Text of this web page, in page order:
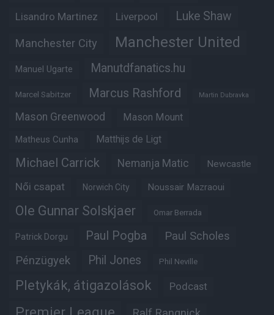
Lisandro Martinez Liverpool Luke Shaw
Manchester City Manchester United
Manuel Ugarte Manutdfanatics.hu
Marcel Sabitzer Marcus Rashford Martin Dubravka
Mason Greenwood Mason Mount
Matheus Cunha Matthijs de Ligt
Michael Carrick Nemanja Matic Newcastle
Női csapat Norwich City Noussair Mazraoui
Ole Gunnar Solskjaer Omar Berrada
Patrick Dorgu Paul Pogba Paul Scholes
Pénzügyek Phil Jones Phil Neville
Pletykák, átigazolások Podcast